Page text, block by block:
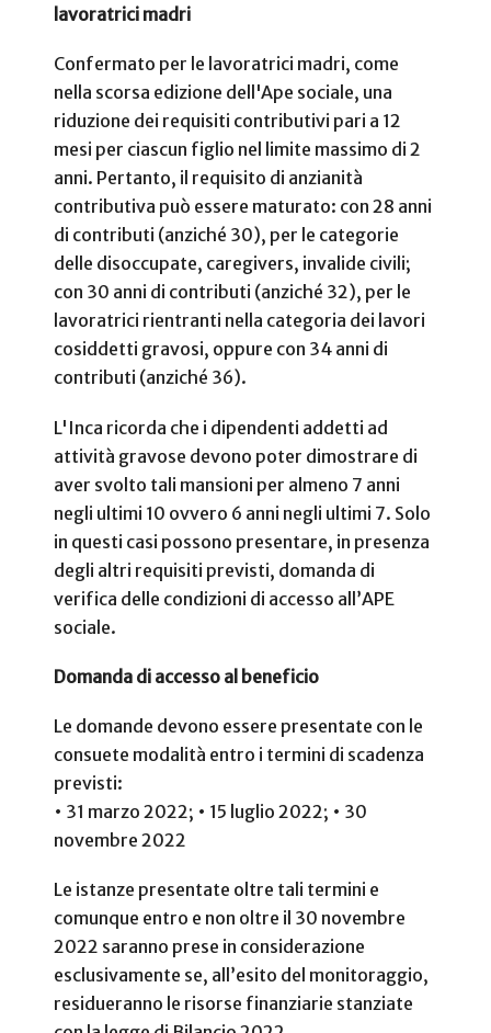
lavoratrici madri
Confermato per le lavoratrici madri, come
nella scorsa edizione dell'Ape sociale, una
riduzione dei requisiti contributivi pari a 12
mesi per ciascun figlio nel limite massimo di 2
anni. Pertanto, il requisito di anzianità
contributiva può essere maturato: con 28 anni
di contributi (anziché 30), per le categorie
delle disoccupate, caregivers, invalide civili;
con 30 anni di contributi (anziché 32), per le
lavoratrici rientranti nella categoria dei lavori
cosiddetti gravosi, oppure con 34 anni di
contributi (anziché 36).
L'Inca ricorda che i dipendenti addetti ad
attività gravose devono poter dimostrare di
aver svolto tali mansioni per almeno 7 anni
negli ultimi 10 ovvero 6 anni negli ultimi 7. Solo
in questi casi possono presentare, in presenza
degli altri requisiti previsti, domanda di
verifica delle condizioni di accesso all’APE
sociale.
Domanda di accesso al beneficio
Le domande devono essere presentate con le
consuete modalità entro i termini di scadenza
previsti:
• 31 marzo 2022; • 15 luglio 2022; • 30
novembre 2022
Le istanze presentate oltre tali termini e
comunque entro e non oltre il 30 novembre
2022 saranno prese in considerazione
esclusivamente se, all’esito del monitoraggio,
residueranno le risorse finanziarie stanziate